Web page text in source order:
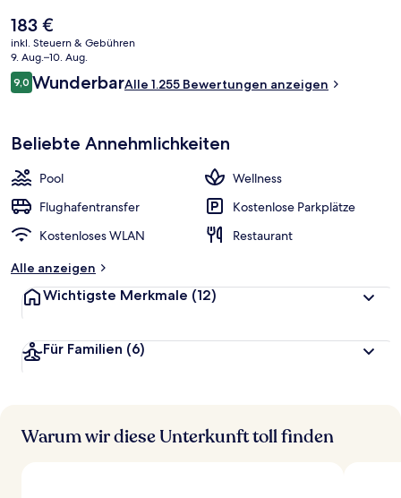
Bewertungen von anderen Reisenden.
Der
aktuelle
Preis
beträgt
183 €.
183 €
inkl. Steuern & Gebühren
9. Aug.–10. Aug.
Bewertungen
9,09,0 von 10.
WunderbarAlle 1.255 Bewertungen anzeigen
Beliebte Annehmlichkeiten
Pool
Wellness
Flughafentransfer
Kostenlose Parkplätze
Kostenloses WLAN
Restaurant
Alle anzeigen
Wichtigste Merkmale (12)
Für Familien (6)
Warum wir diese Unterkunft toll finden